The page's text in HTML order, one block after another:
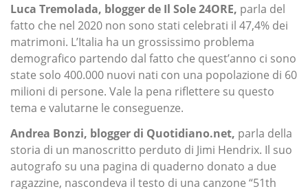
Luca Tremolada, blogger de Il Sole 24ORE, parla del
fatto che nel 2020 non sono stati celebrati il 47,4% dei
matrimoni. L’Italia ha un grossissimo problema
demografico partendo dal fatto che quest’anno ci sono
state solo 400.000 nuovi nati con una popolazione di 60
milioni di persone. Vale la pena riflettere su questo
tema e valutarne le conseguenze.
Andrea Bonzi, blogger di Quotidiano.net, parla della
storia di un manoscritto perduto di Jimi Hendrix. Il suo
autografo su una pagina di quaderno donato a due
ragazzine, nascondeva il testo di una canzone “51th